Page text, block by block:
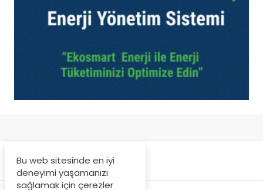
Bu web sitesinde en iyi
deneyimi yaşamanızı
sağlamak için çerezler